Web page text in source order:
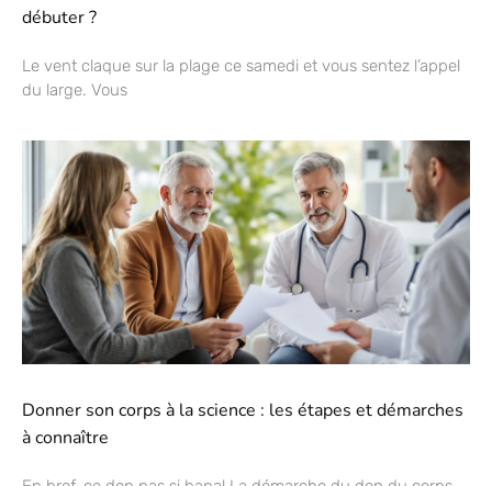
débuter ?
Le vent claque sur la plage ce samedi et vous sentez l’appel
du large. Vous
Donner son corps à la science : les étapes et démarches
à connaître